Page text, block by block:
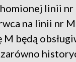
linii
na linii nr
będą